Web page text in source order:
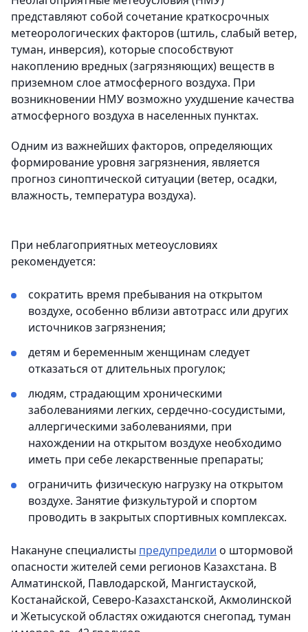
представляют собой сочетание краткосрочных
метеорологических факторов (штиль, слабый ветер,
туман, инверсия), которые способствуют
накоплению вредных (загрязняющих) веществ в
приземном слое атмосферного воздуха. При
возникновении НМУ возможно ухудшение качества
атмосферного воздуха в населенных пунктах.
Одним из важнейших факторов, определяющих
формирование уровня загрязнения, является
прогноз синоптической ситуации (ветер, осадки,
влажность, температура воздуха).
При неблагоприятных метеоусловиях
рекомендуется:
сократить время пребывания на открытом
воздухе, особенно вблизи автотрасс или других
источников загрязнения;
детям и беременным женщинам следует
отказаться от длительных прогулок;
людям, страдающим хроническими
заболеваниями легких, сердечно-сосудистыми,
аллергическими заболеваниями, при
нахождении на открытом воздухе необходимо
иметь при себе лекарственные препараты;
ограничить физическую нагрузку на открытом
воздухе. Занятие физкультурой и спортом
проводить в закрытых спортивных комплексах.
Накануне специалисты предупредили о штормовой
опасности жителей семи регионов Казахстана. В
Алматинской, Павлодарской, Мангистауской,
Костанайской, Северо-Казахстанской, Акмолинской
и Жетысуской областях ожидаются снегопад, туман